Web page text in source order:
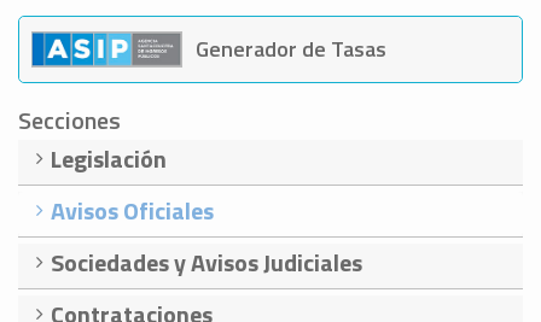
Generador de Tasas
Secciones
Legislación
Avisos Oficiales
Sociedades y Avisos Judiciales